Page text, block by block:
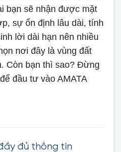
bạn sẽ nhận được mặt
sự ổn định lâu dài, tính
lời dài hạn nên nhiều
nơi đây là vùng đất
Còn bạn thì sao? Đừng
đầu tư vào AMATA
đủ thông tin